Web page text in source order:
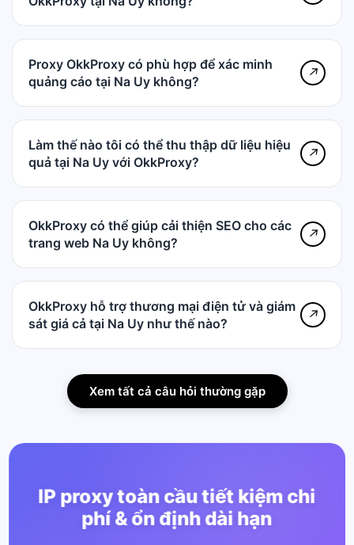
Proxy OkkProxy có phù hợp để xác minh
quảng cáo tại Na Uy không?
↗
Làm thế nào tôi có thể thu thập dữ liệu hiệu
quả tại Na Uy với OkkProxy?
↗
OkkProxy có thể giúp cải thiện SEO cho các
trang web Na Uy không?
↗
OkkProxy hỗ trợ thương mại điện tử và giám
sát giá cả tại Na Uy như thế nào?
↗
Xem tất cả câu hỏi thường gặp
IP proxy toàn cầu tiết kiệm chi
phí & ổn định dài hạn